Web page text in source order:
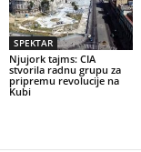
SPEKTAR
Njujork tajms: CIA
stvorila radnu grupu za
pripremu revolucije na
Kubi